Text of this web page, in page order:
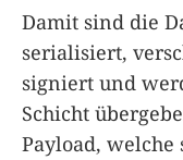
Damit sind die
serialisiert,
signiert und
Schicht
Payload, welche